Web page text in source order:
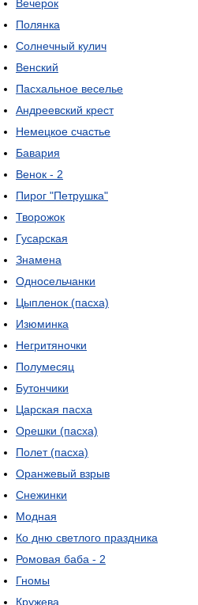
Вечерок
Полянка
Солнечный кулич
Венский
Пасхальное веселье
Андреевский крест
Немецкое счастье
Бавария
Венок - 2
Пирог "Петрушка"
Творожок
Гусарская
Знамена
Односельчанки
Цыпленок (пасха)
Изюминка
Негритяночки
Полумесяц
Бутончики
Царская пасха
Орешки (пасха)
Полет (пасха)
Оранжевый взрыв
Снежинки
Модная
Ко дню светлого праздника
Ромовая баба - 2
Гномы
Кружева